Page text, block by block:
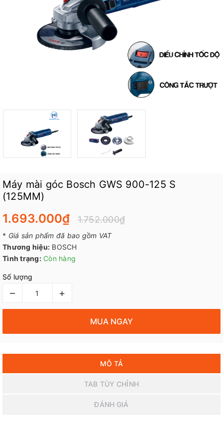
Máy mài góc Bosch GWS 900-125 S
(125MM)
1.693.000₫ 1.752.000₫
* Giá sản phẩm đã bao gồm VAT
Thương hiệu: BOSCH
Tình trạng: Còn hàng
Số lượng
– +
MUA NGAY
MÔ TẢ
TAB TÙY CHỈNH
ĐÁNH GIÁ